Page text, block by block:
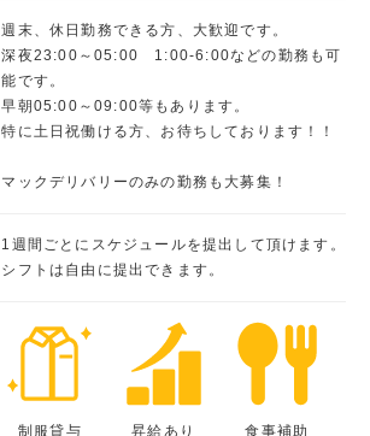
週末、休日勤務できる方、大歓迎です。
深夜23:00～05:00 1:00-6:00などの勤務も可
能です。
早朝05:00～09:00等もあります。
特に土日祝働ける方、お待ちしております！！
マックデリバリーのみの勤務も大募集！
1週間ごとにスケジュールを提出して頂けます。
シフトは自由に提出できます。
制服貸与 昇給あり 食事補助